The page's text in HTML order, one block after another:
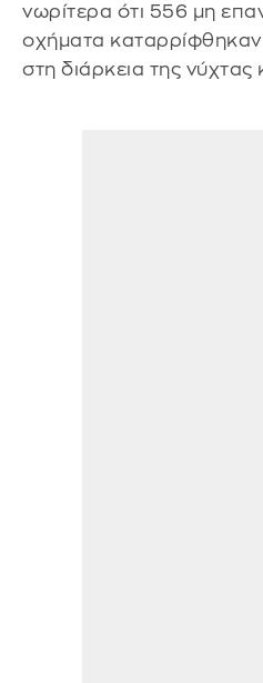
νωρίτερα ότι 556 μη
οχήματα
στη διάρκεια της